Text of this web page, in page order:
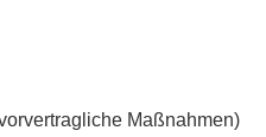
Maßnahmen)